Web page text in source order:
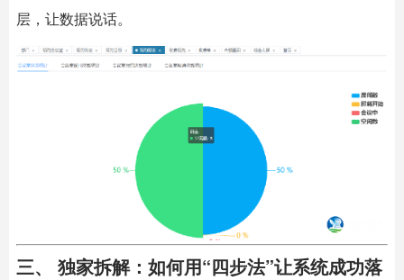
层，让数据说话。
三、 独家拆解：如何用“四步法”让系统成功落